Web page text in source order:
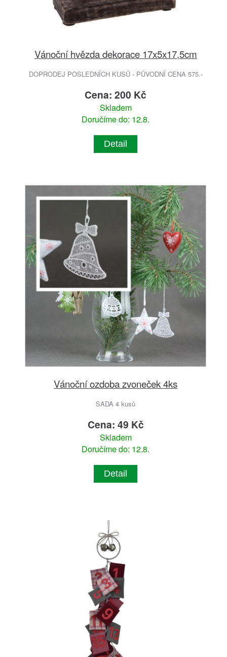
Vánoční hvězda dekorace 17x5x17,5cm
DOPRODEJ POSLEDNÍCH KUSŮ - PŮVODNÍ CENA 575.-
Cena: 200 Kč
Skladem
Doručíme do: 12.8.
Detail
Vánoční ozdoba zvoneček 4ks
SADA 4 kusů
Cena: 49 Kč
Skladem
Doručíme do: 12.8.
Detail